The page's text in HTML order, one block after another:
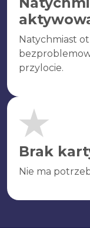
Natychmiast
przylocie.
Brak
Nie ma